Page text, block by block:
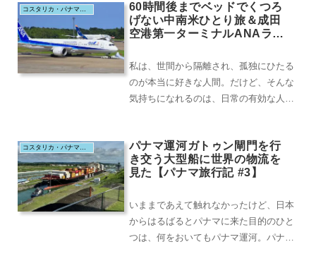
60時間後までベッドでくつろ
げない中南米ひとり旅＆成田
空港第一ターミナルANAラウ
私は、世間から隔離され、孤独にひたる
のが本当に好きな人間。だけど、そんな
気持ちになれるのは、日常の有効な人と
パナマ運河ガトゥン閘門を行
き交う大型船に世界の物流を
見た【パナマ旅行記 #3】
いままであえて触れなかったけど、日本
からはるばるとパナマに来た目的のひと
つは、何をおいてもパナマ運河。パナマ